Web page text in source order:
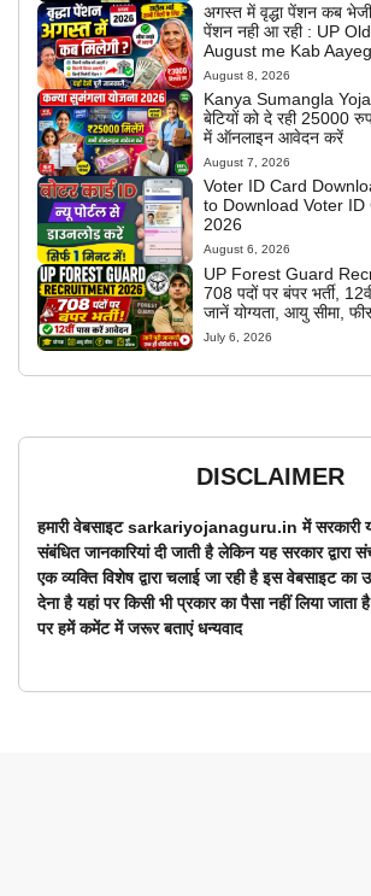
अगस्त में वृद्धा पेंशन कब
पेंशन नही आ रही : UP
August me Kab
August 8, 2026
Kanya Sumangla
बेटियों को दे रही 25000
में ऑनलाइन आवेदन करें
August 7, 2026
Voter ID Card
to Download Voter ID
2026
August 6, 2026
UP Forest Guard
708 पदों पर बंपर भर्ती,
जानें योग्यता, आयु सीमा,
July 6, 2026
DISCLAIMER
हमारी वेबसाइट sarkariyojanaguru.in में
संबंधित जानकारियां दी जाती है लेकिन यह सरकार द्वारा
एक व्यक्ति विशेष द्वारा चलाई जा रही है इस वेबसाइट का
देना है यहां पर किसी भी प्रकार का पैसा नहीं लिया
पर हमें कमेंट में जरूर बताएं धन्यवाद